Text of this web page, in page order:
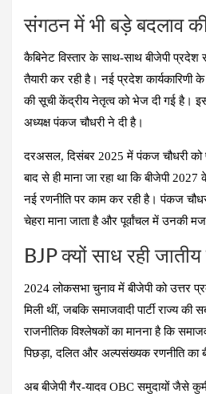
संगठन में भी बड़े बदलाव की
कैबिनेट विस्तार के साथ-साथ बीजेपी
तैयारी कर रही है। नई प्रदेश कार्यकारिणी
की सूची केंद्रीय नेतृत्व को भेज दी गई है।
अध्यक्ष पंकज चौधरी ने दी है।
दरअसल, दिसंबर 2025 में पंकज चौधरी को
बाद से ही माना जा रहा था कि बीजेपी
नई रणनीति पर काम कर रही है। पंकज
चेहरा माना जाता है और पूर्वांचल में उनकी
BJP क्यों साध रही
2024 लोकसभा चुनाव में बीजेपी को उत्तर
मिली थीं, जबकि समाजवादी पार्टी राज्य की
राजनीतिक विश्लेषकों का मानना है कि
पिछड़ा, दलित और अल्पसंख्यक रणनीति का
अब बीजेपी गैर-यादव OBC समुदायों जैसे